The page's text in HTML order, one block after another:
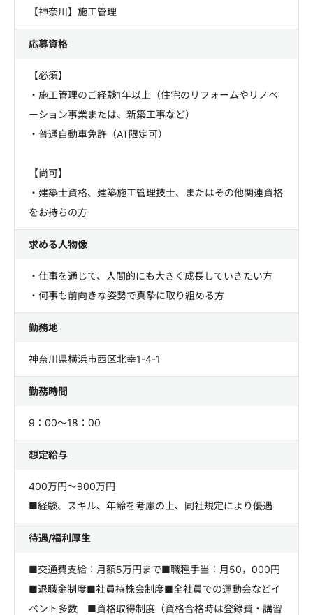
【神奈川】施工管理
応募資格
【必須】
・施工管理のご経験1年以上（住宅のリフォームやリノベ
ーション事業または、新築工事など）
・普通自動車免許（AT限定可）
【尚可】
・建築士資格、建築施工管理技士、またはその他関連資格
をお持ちの方
求める人物像
・仕事を通じて、人間的にも大きく成長していきたい方
・何事も前向きな姿勢で真摯に取り組める方
勤務地
神奈川県横浜市西区北幸1-4-1
勤務時間
9：00～18：00
想定給与
400万円～900万円
■経験、スキル、年齢を考慮の上、同社規定により優遇
待遇/福利厚生
■交通費支給：月額5万円まで■職種手当：月50，000円
■退職金制度■社員持株会制度■全社員での運動会などイ
ベント多数 ■資格取得制度（資格合格時は登録費・講習